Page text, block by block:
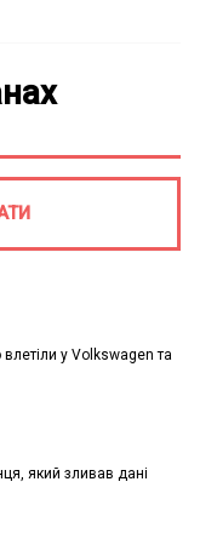
у Volkswagen та
який зливав дані